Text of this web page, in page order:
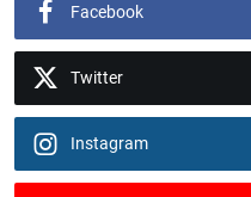
Facebook
Twitter
Instagram